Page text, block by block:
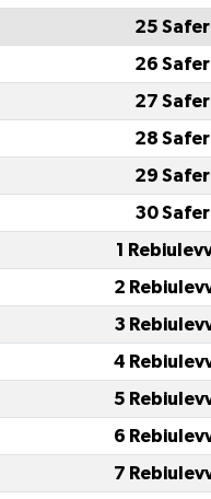
25
26
27
28
29
30
1
2
3
4
5
6
7